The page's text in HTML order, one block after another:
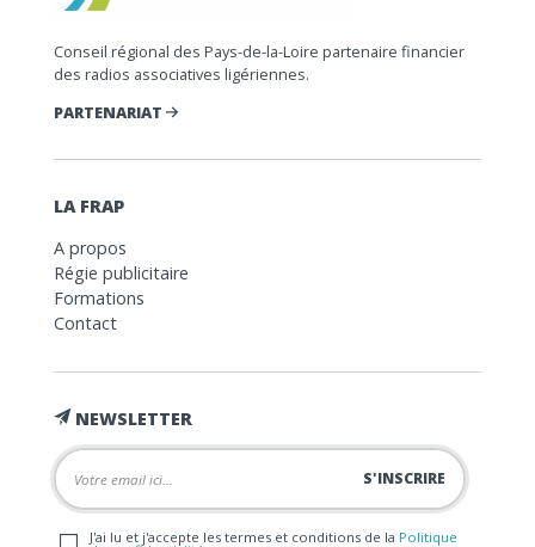
Conseil régional des Pays-de-la-Loire partenaire financier
des radios associatives ligériennes.
PARTENARIAT
LA FRAP
A propos
Régie publicitaire
Formations
Contact
NEWSLETTER
J'ai lu et j'accepte les termes et conditions de la Politique